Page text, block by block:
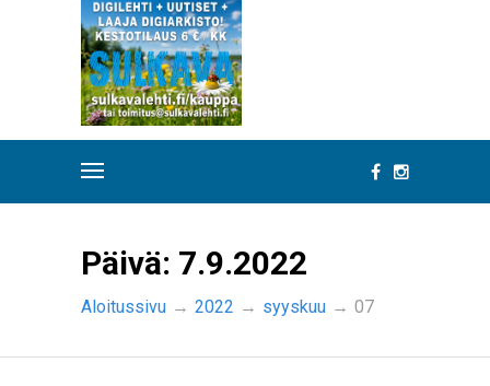
Päivä: 7.9.2022
Aloitussivu → 2022 → syyskuu → 07